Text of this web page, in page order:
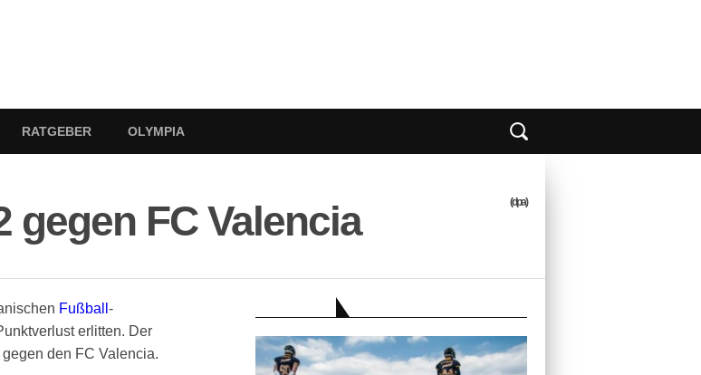
RATGEBER OLYMPIA
gegen FC Valencia (dpa)
Fußball -
erlitten. Der
den FC Valencia.